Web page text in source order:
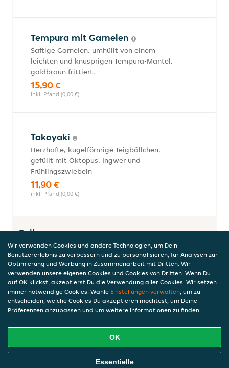
Tempura mit Garnelen
Saftige Garnelen, umhüllt von einem
leichten und knusprigen Tempura-Mantel,
goldbraun frittiert.
15,90 €
inkl. Pfand (0,00 €)
Takoyaki
Herzhafte, kugelförmige Teigbällchen,
gefüllt mit Oktopus, Ingwer und
Frühlingszwiebeln
11,90 €
inkl. Pfand (0,00 €)
Beilagen
Reis
Aromatischer, gekochter Reis, eine
vielseitige und sättigende Beilage.
5,20 €
Online Essen Bestellen
Wir verwenden Cookies und andere Technologien, um Dein
Benutzererlebnis zu verbessern und zu personalisieren, für Analysen zur
Optimierung und Werbung in Zusammenarbeit mit Dritten. Wir
verwenden unsere eigenen Cookies und Cookies von Dritten. Wenn Du
auf OK klickst, akzeptierst Du die Verwendung aller Cookies. Wir setzen
immer notwendige Cookies. Wähle Einstellungen verwalten, um zu
entscheiden, welche Cookies Du akzeptieren möchtest, um Deine
Präferenzen anzupassen und um weitere Informationen zu finden.
OK
Essentielle